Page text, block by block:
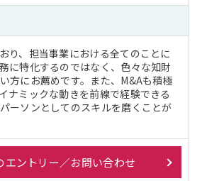
り、担当事業における全てのことに
に特化するのではなく、色々な知財
方にお薦めです。また、M&Aも積極
ナミックな動きを前線で経験できる
ーソンとしてのスキルを磨くことが
エントリー／お問い合わせ